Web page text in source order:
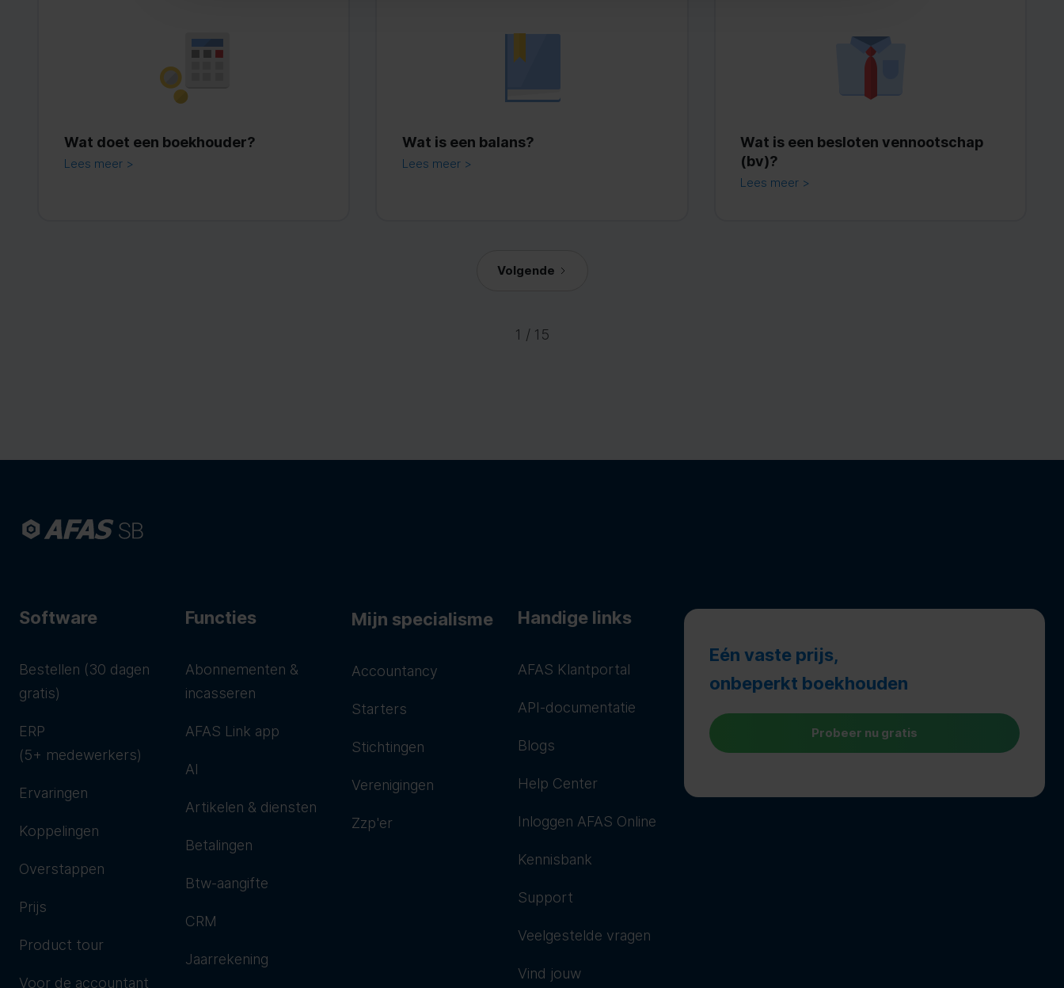
Wat doet een boekhouder?
Lees meer >
Wat is een balans?
Lees meer >
Wat is een besloten vennootschap
(bv)?
Lees meer >
Volgende
1 / 15
Software
Bestellen (30 dagen
gratis)
ERP
(5+ medewerkers)
Ervaringen
Koppelingen
Overstappen
Prijs
Product tour
Voor de accountant
Functies
Abonnementen &
incasseren
AFAS Link app
AI
Artikelen & diensten
Betalingen
Btw-aangifte
CRM
Jaarrekening
Mijn specialisme
Accountancy
Starters
Stichtingen
Verenigingen
Zzp'er
Handige links
AFAS Klantportal
API-documentatie
Blogs
Help Center
Inloggen AFAS Online
Kennisbank
Support
Veelgestelde vragen
Vind jouw
Eén vaste prijs,
onbeperkt boekhouden
Probeer nu gratis